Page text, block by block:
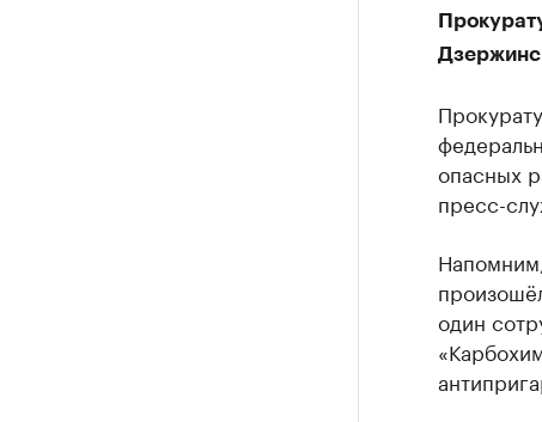
опасных
пресс-
один